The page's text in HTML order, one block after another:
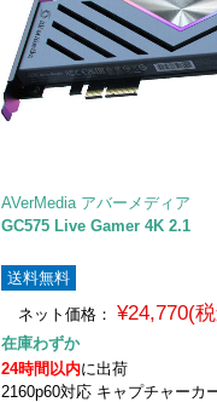
AVerMedia アバーメディア
GC575 Live Gamer 4K 2.1
送料無料
ネット価格：
¥24,770(
在庫わずか
24時間以内に出荷
2160p60対応 キャプチャーカ